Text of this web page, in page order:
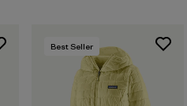
Best Seller